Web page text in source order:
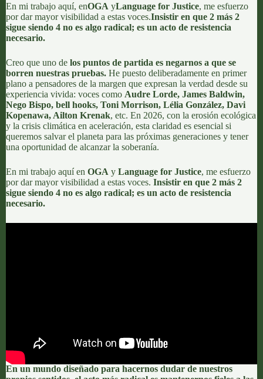
En mi trabajo aquí, enOGA yLanguage for Justice, me esfuerzo
por dar mayor visibilidad a estas voces.Insistir en que 2 más 2
sigue siendo 4 no es algo radical; es un acto de resistencia
necesario.
Creo que uno de los puntos de partida es negarnos a que se
borren nuestras pruebas. He puesto deliberadamente en primer
plano a pensadores de la margen que expresan la verdad desde su
experiencia vivida: voces como Audre Lorde, James Baldwin,
Nego Bispo, bell hooks, Toni Morrison, Lélia González, Davi
Kopenawa, Ailton Krenak, etc. En 2026, con la erosión ecológica
y la crisis climática en aceleración, esta claridad es esencial si
queremos salvar el planeta para las próximas generaciones y tener
una oportunidad de alcanzar la soberanía.
En mi trabajo aquí en OGA y Language for Justice, me esfuerzo
por dar mayor visibilidad a estas voces. Insistir en que 2 más 2
sigue siendo 4 no es algo radical; es un acto de resistencia
necesario.
En un mundo diseñado para hacernos dudar de nuestros